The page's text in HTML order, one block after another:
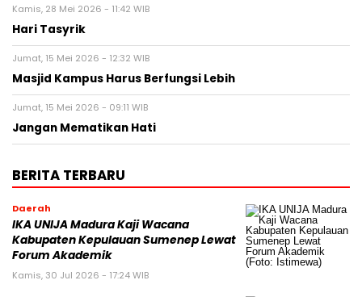
Kamis, 28 Mei 2026 - 11:42 WIB
Hari Tasyrik
Jumat, 15 Mei 2026 - 12:32 WIB
Masjid Kampus Harus Berfungsi Lebih
Jumat, 15 Mei 2026 - 09:11 WIB
Jangan Mematikan Hati
BERITA TERBARU
Daerah
IKA UNIJA Madura Kaji Wacana
Kabupaten Kepulauan Sumenep Lewat
Forum Akademik
Kamis, 30 Jul 2026 - 17:24 WIB